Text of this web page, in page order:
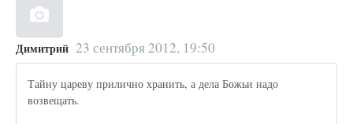
Димитрий 23 сентября 2012, 19:50
Тайну цареву прилично хранить, а дела Божьи надо
возвещать.